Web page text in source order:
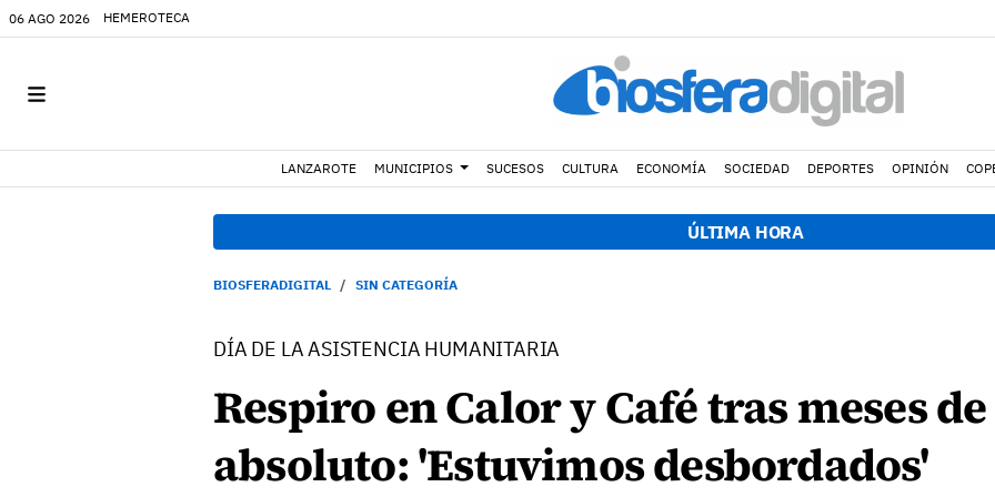
06 AGO 2026 HEMEROTECA
LANZAROTE MUNICIPIOS SUCESOS CULTURA ECONOMÍA SOCIEDAD DEPORTES OPINIÓN
ÚLTIMA HORA
BIOSFERADIGITAL SIN CATEGORÍA
DÍA DE LA ASISTENCIA HUMANITARIA
Respiro en Calor y Café tras meses
absoluto: 'Estuvimos desbordados'